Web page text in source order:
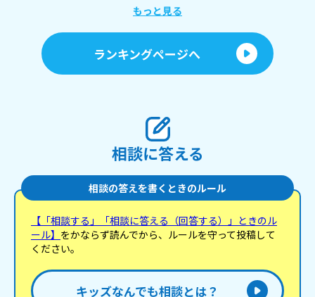
もっと見る
ランキングページへ
相談に答える
相談の答えを書くときのルール
【「相談する」「相談に答える（回答する）」ときのル
ール】 をかならず読んでから、ルールを守って投稿して
ください。
キッズなんでも相談とは？